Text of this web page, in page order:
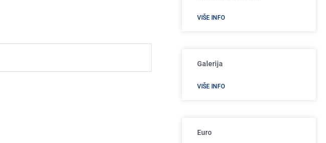
VIŠE INFO
Galerija
VIŠE INFO
Euro